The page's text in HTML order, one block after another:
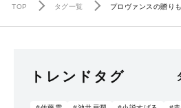
TOP タグ一覧 プロヴァンスの贈り
トレンドタグ